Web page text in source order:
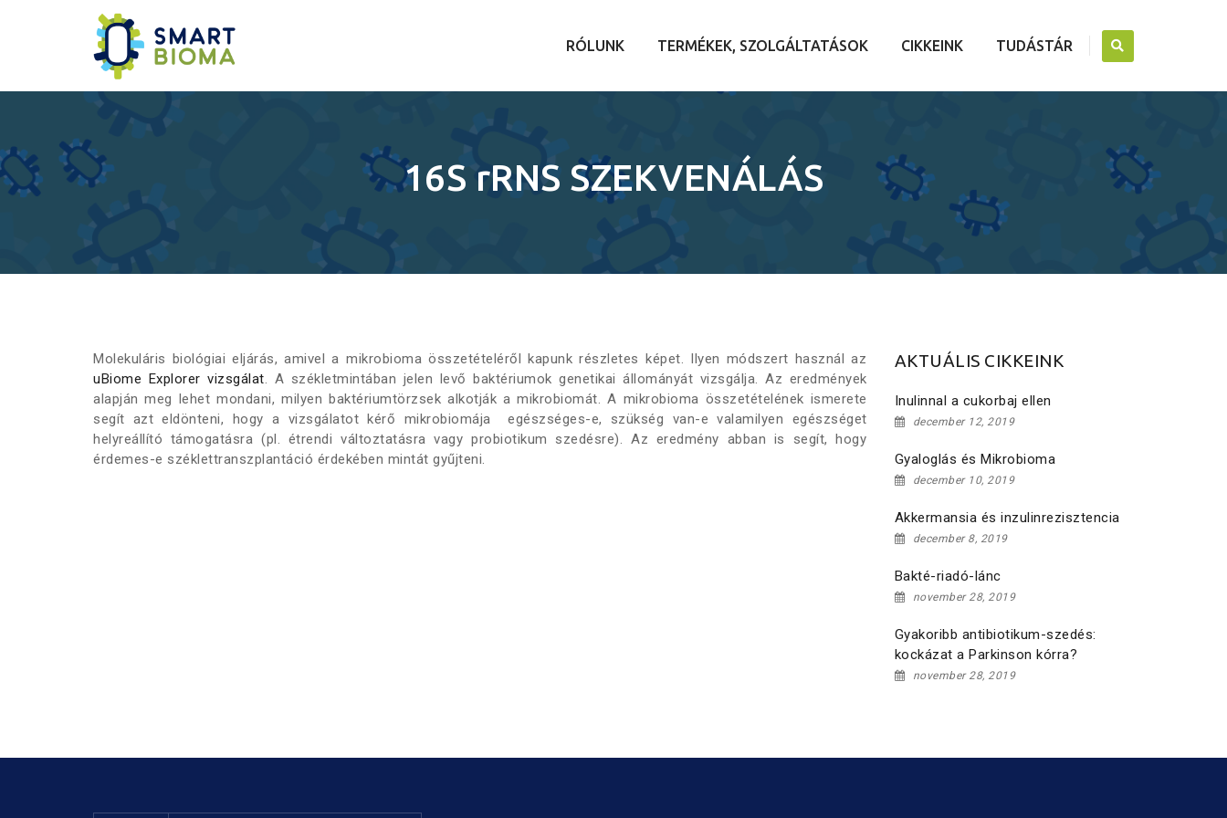
content
RÓLUNK TERMÉKEK, SZOLGÁLTATÁSOK CIKKEINK TUDÁSTÁR
16S rRNS SZEKVENÁLÁS
Molekuláris biológiai eljárás, amivel a mikrobioma összetételéről kapunk részletes képet. Ilyen módszert használ az
uBiome Explorer vizsgálat. A székletmintában jelen levő baktériumok genetikai állományát vizsgálja. Az eredmények
alapján meg lehet mondani, milyen baktériumtörzsek alkotják a mikrobiomát. A mikrobioma összetételének ismerete
segít azt eldönteni, hogy a vizsgálatot kérő mikrobiomája egészséges-e, szükség van-e valamilyen egészséget
helyreállító támogatásra (pl. étrendi változtatásra vagy probiotikum szedésre). Az eredmény abban is segít, hogy
érdemes-e széklettranszplantáció érdekében mintát gyűjteni.
AKTUÁLIS CIKKEINK
Inulinnal a cukorbaj ellen
december 12, 2019
Gyaloglás és Mikrobioma
december 10, 2019
Akkermansia és inzulinrezisztencia
december 8, 2019
Bakté-riadó-lánc
november 28, 2019
Gyakoribb antibiotikum-szedés:
kockázat a Parkinson kórra?
november 28, 2019